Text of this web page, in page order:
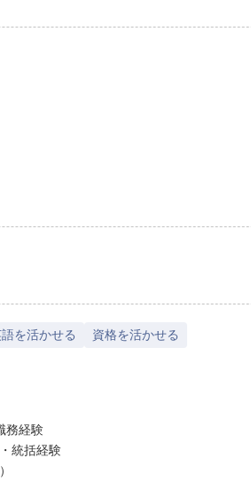
を活かせる 資格を活かせる
務経験
統括経験